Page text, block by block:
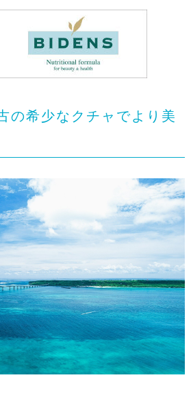
の希少なクチャでより美